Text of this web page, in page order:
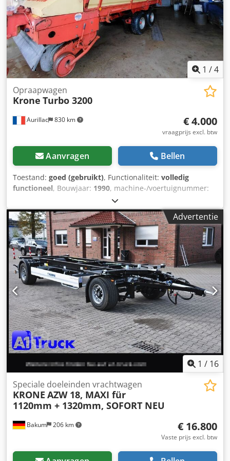
Snelle en eenvoudige financiering * Aanvraag van alle
(export)documenten * Bestelling van exportkenteken /
douanekenteken * Voertuigvoorbereiding: nieuwe zeilen,
belettering, lakwerk etc. * Professionele belading /
ladingzekering * TÜV-keuringen, registratieservice *
Transport van bedrijfsvoertuigen Neem contact op met
onze deskundige medewerkers, wij adviseren u graag. 1 /4
Aurillac 830 km
Opraapwagen
Krone Turbo 3200
€ 4.000
vraagprijs excl. btw
Aanvragen Bellen
Toestand: goed (gebruikt), Functionaliteit: volledig
functioneel, Bouwjaar: 1990, machine-/voertuignummer:
, Afmetingen laadbak: 1,80 m. Elektrische
bedieningselementen. Csdpfxsyfum Ie Akaoha
Advertentie
1 / 16
Bakum 206 km
Speciale doeleinden vrachtwagen
KRONE AZW 18, MAXI für
1120mm + 1320mm, SOFORT NEU
€ 16.800
Vaste prijs excl. btw